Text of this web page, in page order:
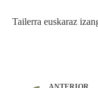
Tailerra euskaraz